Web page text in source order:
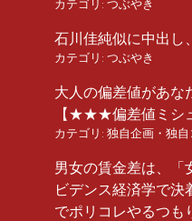
カテゴリ: つぶやき
石川佳純似に中出し
カテゴリ: つぶやき
大人の偏差値があ
【★★★偏差値ミシ
カテゴリ: 独自企画・独自
男女の賃金差は、「
ビデンス経済学で決
でポリコレやるつも